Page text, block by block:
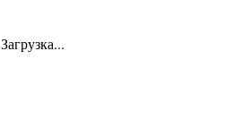
Загрузка...